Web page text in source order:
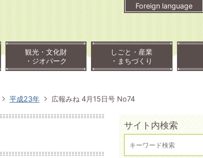
Foreign language
観光・文化財
・ジオパーク
しごと・産業
・まちづくり
平成23年 広報みね 4月15日号 No74
サイト内検索